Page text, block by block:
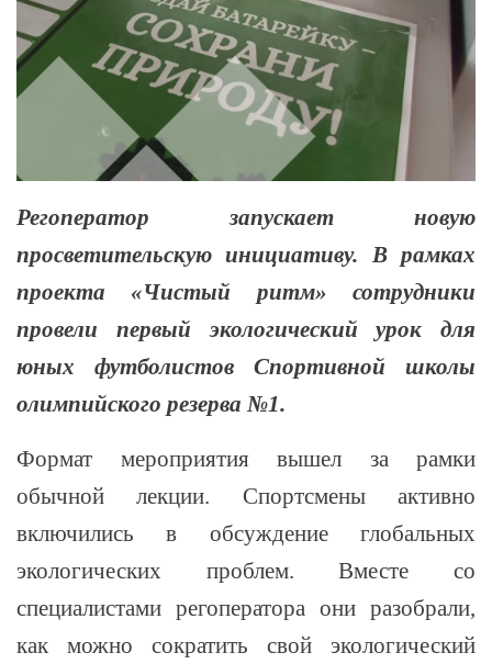
Регоператор запускает новую
просветительскую инициативу. В рамках
проекта «Чистый ритм» сотрудники
провели первый экологический урок для
юных футболистов Спортивной школы
олимпийского резерва №1.
Формат мероприятия вышел за рамки
обычной лекции. Спортсмены активно
включились в обсуждение глобальных
экологических проблем. Вместе со
специалистами регоператора они разобрали,
как можно сократить свой экологический